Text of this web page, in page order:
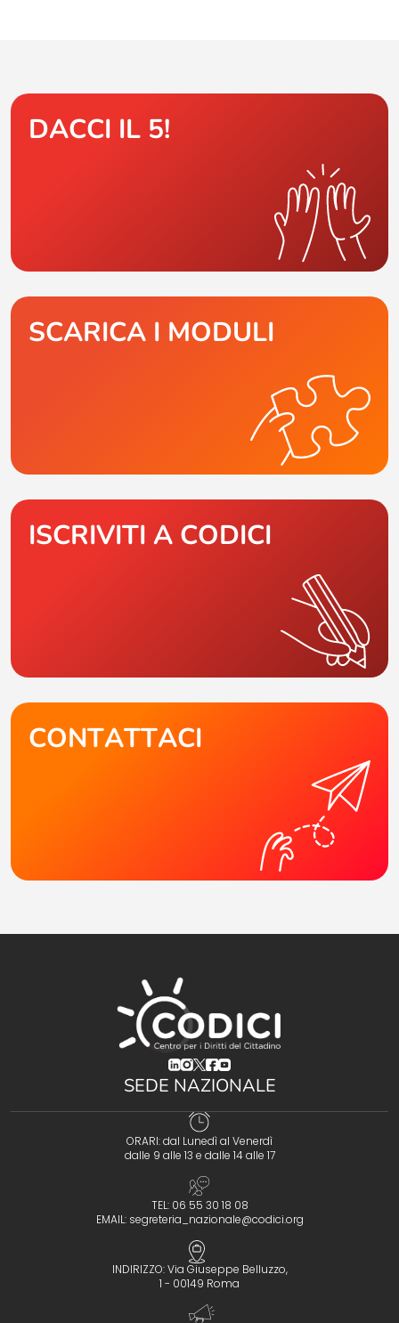
DACCI IL 5!
SCARICA I MODULI
ISCRIVITI A CODICI
CONTATTACI
(opens in a new tab)
(opens in a new tab)
(opens in a new tab)
(opens in a new tab)
(opens in a new tab)
SEDE NAZIONALE
ORARI: dal Lunedì al Venerdì
dalle 9 alle 13 e dalle 14 alle 17
TEL: 06 55 30 18 08
EMAIL: segreteria_nazionale@codici.org
INDIRIZZO: Via Giuseppe Belluzzo,
1 - 00149 Roma